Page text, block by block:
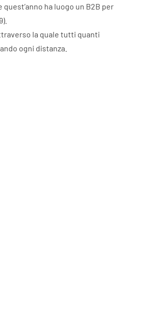
ha luogo un B2B per
la quale tutti quanti
ogni distanza.